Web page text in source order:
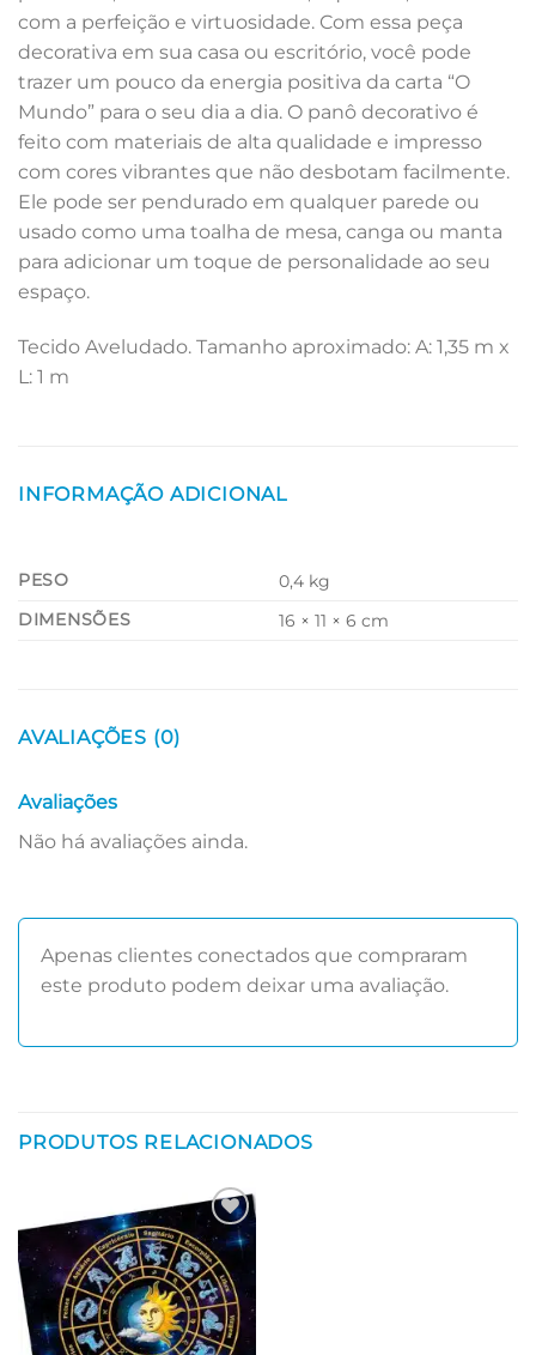
com a perfeição e virtuosidade. Com essa peça
decorativa em sua casa ou escritório, você pode
trazer um pouco da energia positiva da carta “O
Mundo” para o seu dia a dia. O panô decorativo é
feito com materiais de alta qualidade e impresso
com cores vibrantes que não desbotam facilmente.
Ele pode ser pendurado em qualquer parede ou
usado como uma toalha de mesa, canga ou manta
para adicionar um toque de personalidade ao seu
espaço.
Tecido Aveludado. Tamanho aproximado: A: 1,35 m x
L: 1 m
INFORMAÇÃO ADICIONAL
PESO
0,4 kg
DIMENSÕES
16 × 11 × 6 cm
AVALIAÇÕES (0)
Avaliações
Não há avaliações ainda.
Apenas clientes conectados que compraram
este produto podem deixar uma avaliação.
PRODUTOS RELACIONADOS
Adicionar
aos meus
desejos